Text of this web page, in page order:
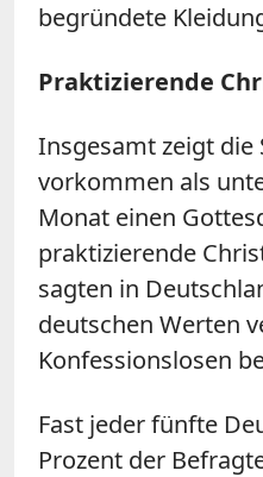
begründete
Praktizierende
Insgesamt zeigt die
vorkommen als
Monat einen
praktizierende
sagten in
deutschen Werten
Konfessionslosen
Fast jeder fünfte
Prozent der